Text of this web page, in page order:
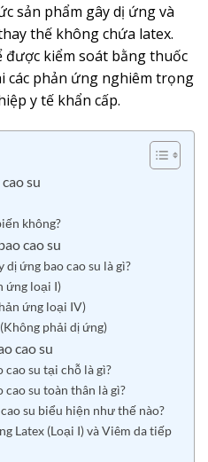
sản phẩm gây dị ứng và
thế không chứa latex.
được kiểm soát bằng thuốc
các phản ứng nghiêm trọng
y tế khẩn cấp.
su
không?
cao su
dị ứng bao cao su là gì?
ứng loại I)
ứng loại IV)
phải dị ứng)
cao su
su tại chỗ là gì?
su toàn thân là gì?
su biểu hiện như thế nào?
Latex (Loại I) và Viêm da tiếp